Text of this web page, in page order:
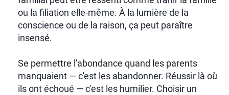
ou la filiation elle-même. À la lumière de la
conscience ou de la raison, ça peut paraître
insensé.
Se permettre l'abondance quand les parents
manquaient — c'est les abandonner. Réussir là où
ils ont échoué — c'est les humilier. Choisir un